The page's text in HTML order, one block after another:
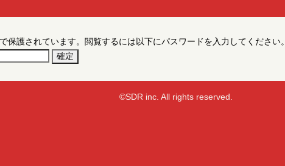
保護されています。閲覧するには以下にパスワードを入力してください。
©SDR inc. All rights reserved.